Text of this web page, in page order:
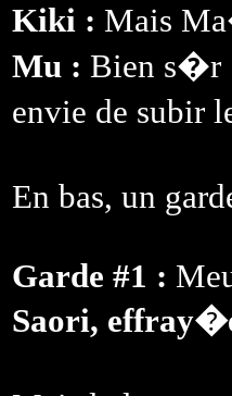
Kiki : Mais
Mu : Bien s�r
envie de subir
En bas, un
Garde #1 :
Saori,